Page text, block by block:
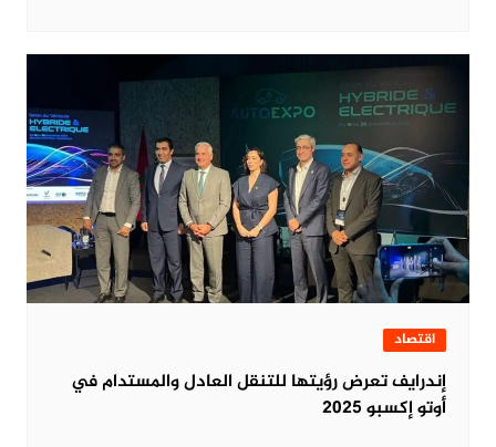
اقتصاد
‏إندرايف تعرض رؤيتها للتنقل العادل والمستدام في
أوتو إكسبو 2025